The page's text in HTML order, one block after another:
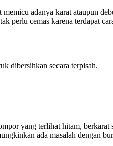
adanya karat ataupun
perlu cemas karena terdapat
dibersihkan secara terpisah.
yang terlihat hitam, berkarat
ada masalah dengan